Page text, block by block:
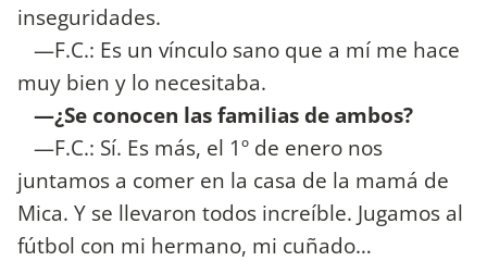
inseguridades.
—F.C.: Es un vínculo sano que a mí me hace
muy bien y lo necesitaba.
—¿Se conocen las familias de ambos?
—F.C.: Sí. Es más, el 1º de enero nos
juntamos a comer en la casa de la mamá de
Mica. Y se llevaron todos increíble. Jugamos al
fútbol con mi hermano, mi cuñado…